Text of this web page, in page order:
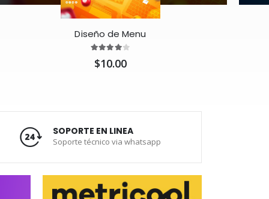
Diseño de Menu
$10.00
SOPORTE EN LINEA
Soporte técnico via whatsapp